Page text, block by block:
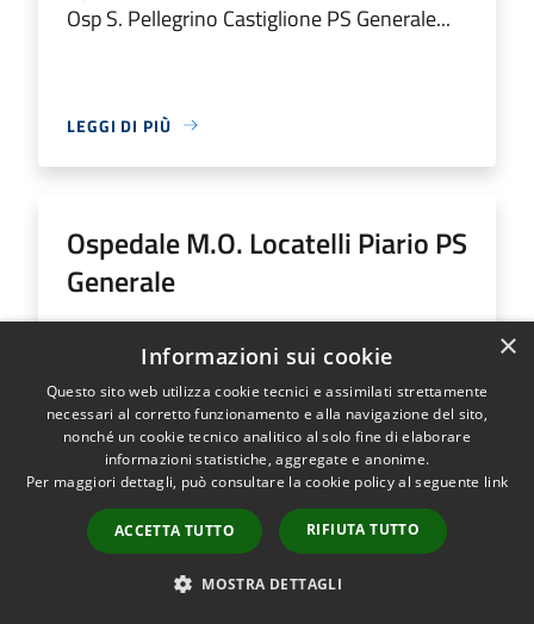
Osp S. Pellegrino Castiglione PS Generale...
LEGGI DI PIÙ
Ospedale M.O. Locatelli Piario PS
Generale
Indirizzo
Via Groppino, 22
Ospedale M.O. Locatelli Piario PS Generale...
LEGGI DI PIÙ
Ospedale SS Trinità Romano L.
×
Informazioni sui cookie
Questo sito web utilizza cookie tecnici e assimilati strettamente
necessari al corretto funzionamento e alla navigazione del sito,
nonché un cookie tecnico analitico al solo fine di elaborare
informazioni statistiche, aggregate e anonime.
Per maggiori dettagli, può consultare la cookie policy al seguente link
ACCETTA TUTTO RIFIUTA TUTTO
MOSTRA DETTAGLI